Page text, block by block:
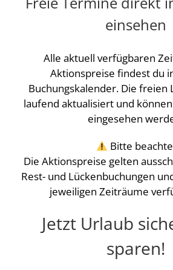
einsehen
Alle aktuell verfügbaren
Aktionspreise findest du
Buchungskalender. Die freien
laufend aktualisiert und
eingesehen
Bitte
Die Aktionspreise gelten
Rest- und Lückenbuchungen
jeweiligen Zeiträume
Jetzt Urlaub
sparen!